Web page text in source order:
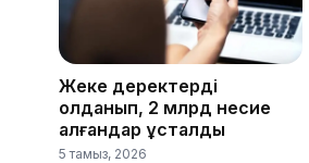
Жеке деректерді
қолданып, 2 млрд несие
алғандар ұсталды
5 тамыз, 2026